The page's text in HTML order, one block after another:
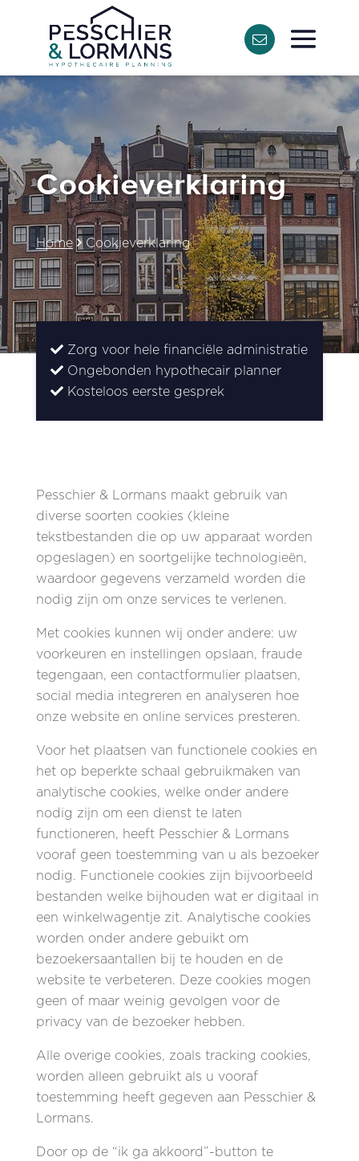
Cookie­verklaring
Home Cookie­verklaring
Zorg voor hele financiële administratie
Ongebonden hypothecair planner
Kosteloos eerste gesprek
Pesschier & Lormans maakt gebruik van
diverse soorten cookies (kleine
tekstbestanden die op uw apparaat worden
opgeslagen) en soortgelijke technologieën,
waardoor gegevens verzameld worden die
nodig zijn om onze services te verlenen.
Met cookies kunnen wij onder andere: uw
voorkeuren en instellingen opslaan, fraude
tegengaan, een contactformulier plaatsen,
social media integreren en analyseren hoe
onze website en online services presteren.
Voor het plaatsen van functionele cookies en
het op beperkte schaal gebruikmaken van
analytische cookies, welke onder andere
nodig zijn om een dienst te laten
functioneren, heeft Pesschier & Lormans
vooraf geen toestemming van u als bezoeker
nodig. Functionele cookies zijn bijvoorbeeld
bestanden welke bijhouden wat er digitaal in
een winkelwagentje zit. Analytische cookies
worden onder andere gebuikt om
bezoekersaantallen bij te houden en de
website te verbeteren. Deze cookies mogen
geen of maar weinig gevolgen voor de
privacy van de bezoeker hebben.
Alle overige cookies, zoals tracking cookies,
worden alleen gebruikt als u vooraf
toestemming heeft gegeven aan Pesschier &
Lormans.
Door op de “ik ga akkoord”-button te